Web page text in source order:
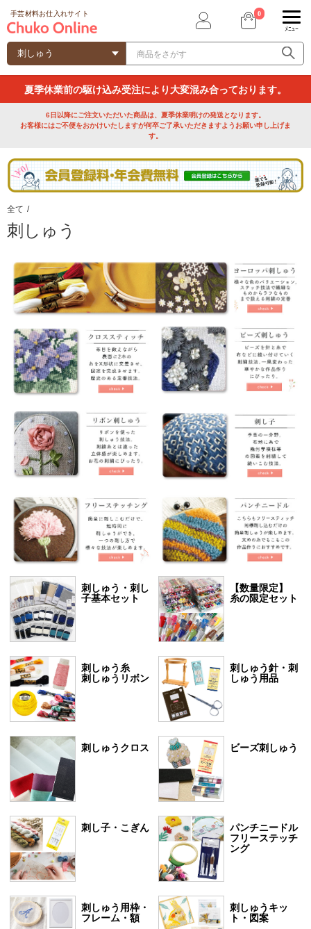
手芸材料お仕入れサイト 0
ﾒﾆｭｰ
夏季休業前の駆け込み受注により大変混み合っております。
6日以降にご注文いただいた商品は、夏季休業明けの発送となります。
お客様にはご不便をおかけいたしますが何卒ご了承いただきますようお願い申し上げま
す。
全て /
刺しゅう
刺しゅう・刺し
子基本セット
【数量限定】
糸の限定セット
刺しゅう糸
刺しゅうリボン
刺しゅう針・刺
しゅう用品
刺しゅうクロス ビーズ刺しゅう
刺し子・こぎん
パンチニードル
フリーステッチ
ング
刺しゅう用枠・
フレーム・額
刺しゅうキッ
ト・図案